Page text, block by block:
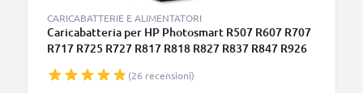
CARICABATTERIE E ALIMENTATORI
Caricabatteria per HP Photosmart R507 R607 R707
R717 R725 R727 R817 R818 R827 R837 R847 R926
marca CELLONIC(26 recensioni)